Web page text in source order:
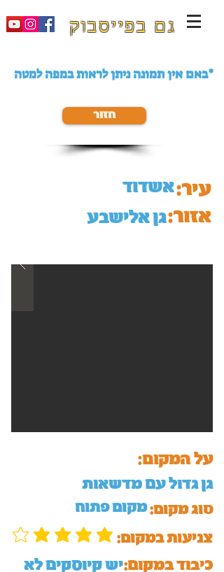
גם בפייסבוק
באם אין תמונה ניתן לראות במפה למטה*
חזור
אשדוד
גן אלישבע
עיר:
אזור:
על המקום:
גן גדול עם מדשאות
סוג מקום:מקום פתוח
:צניעות במקום
יש קיוסקים לאכיבוד במקום: